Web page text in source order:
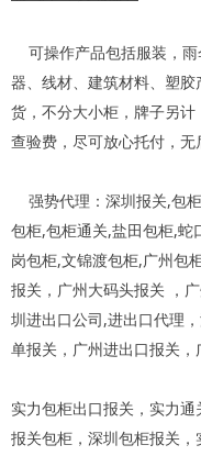
可操作产品包括服装，
器、线材、建筑材料、塑
货，不分大小柜，牌子另
查验费，尽可放心托付，无
强势代理：深圳报关,包
包柜,包柜通关,盐田包柜,蛇
岗包柜,文锦渡包柜,广州包
报关，广州大码头报关 ，
圳进出口公司,进出口代理
单报关，广州进出口报关，
实力包柜出口报关，实力
报关包柜，深圳包柜报关，